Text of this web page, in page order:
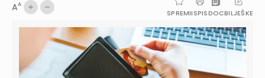
AA
SPREMIISPISDOCBILJEŠKE